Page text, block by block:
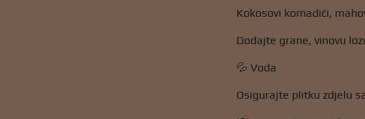
Kokosovi komadići,
Dodajte grane, vinovu
💦 Voda
Osigurajte plitku zdjelu